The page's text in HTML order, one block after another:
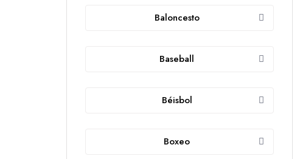
Baloncesto
Baseball
Béisbol
Boxeo